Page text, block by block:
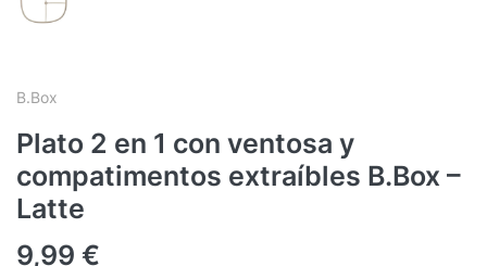
B.Box
Plato 2 en 1 con ventosa y
compatimentos extraíbles B.Box –
Latte
9,99 €